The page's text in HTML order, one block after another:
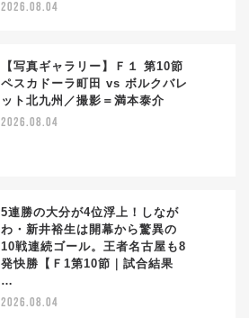
2026.08.04
【写真ギャラリー】Ｆ１ 第10節
ペスカドーラ町田 vs ボルクバレ
ット北九州／撮影＝満本泰介
2026.08.04
5連勝の大分が4位浮上！しなが
わ・新井裕生は開幕から驚異の
10戦連続ゴール。王者名古屋も8
発快勝【Ｆ1第10節｜試合結果
…
2026.08.04